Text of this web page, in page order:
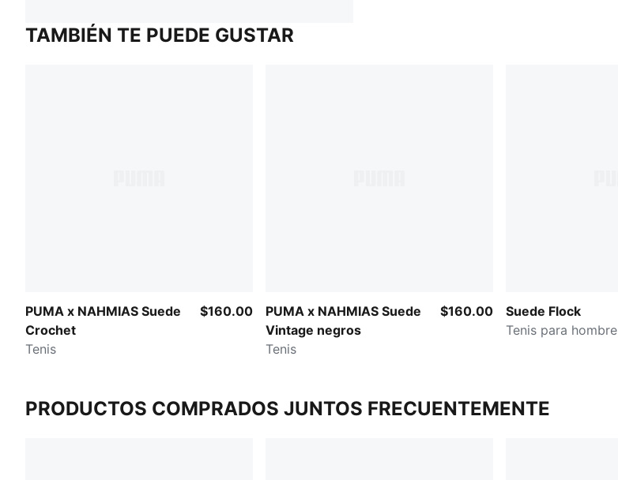
TAMBIÉN TE PUEDE GUSTAR
PUMA x NAHMIAS Suede
Crochet
Tenis
$160.00
PUMA x NAHMIAS Suede
Vintage negros
Tenis
$160.00
Suede Flock
Tenis para hombre
PRODUCTOS COMPRADOS JUNTOS FRECUENTEMENTE